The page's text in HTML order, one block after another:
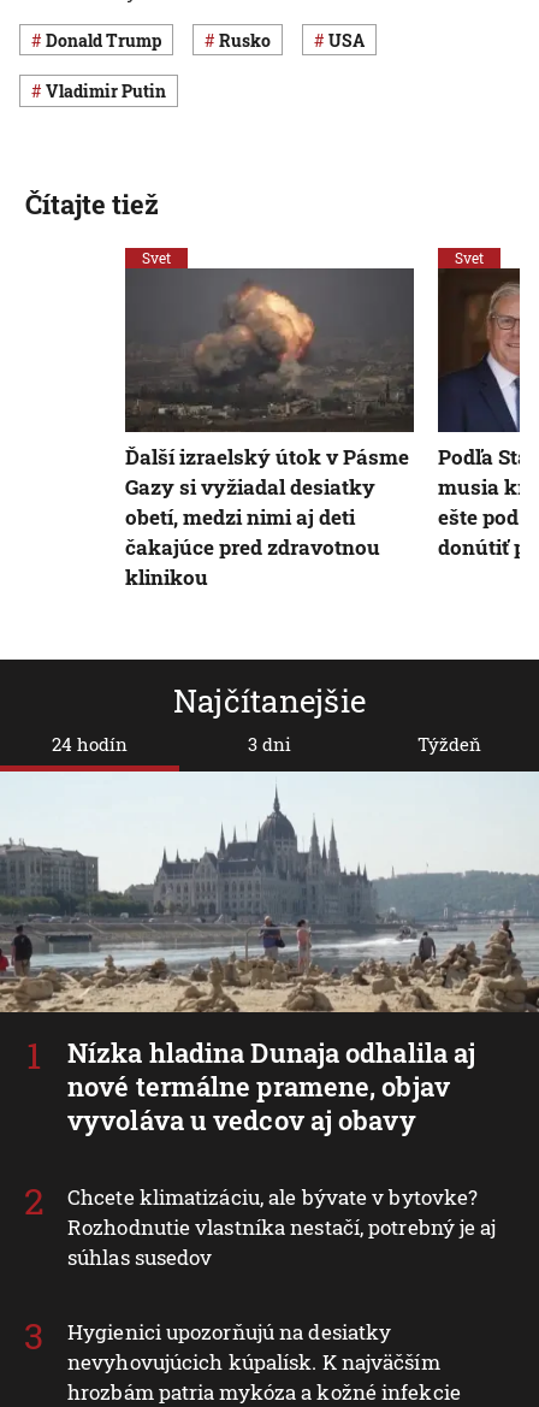
Donald Trump Rusko USA
Vladimir Putin
Najčítanejšie
24 hodín
Nízka hladina Dunaja odhalila aj
nové termálne pramene, objav
vyvoláva u vedcov aj obavy
Chcete klimatizáciu, ale bývate v bytovke?
Rozhodnutie vlastníka nestačí, potrebný je aj
súhlas susedov
Hygienici upozorňujú na desiatky
nevyhovujúcich kúpalísk. K najväčším
hrozbám patria mykóza a kožné infekcie
3 dni Týždeň
Čítajte tiež
Svet
Ďalší izraelský útok v Pásme
Gazy si vyžiadal desiatky
obetí, medzi nimi aj deti
čakajúce pred zdravotnou
klinikou
Svet
Podľa
musia
ešte pod
donútiť